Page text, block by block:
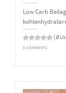
Low Carb
(0
3 COMMENTS